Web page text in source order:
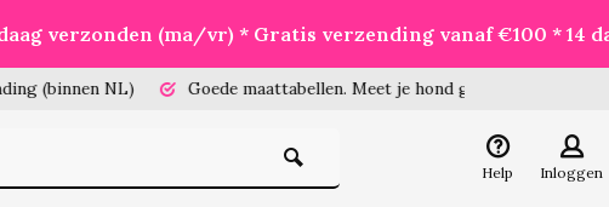
verzonden (ma/vr) * Gratis verzending vanaf €100 * 14
NL) Goede maattabellen.Meet je hond goed voor je besteld!
Help Inloggen